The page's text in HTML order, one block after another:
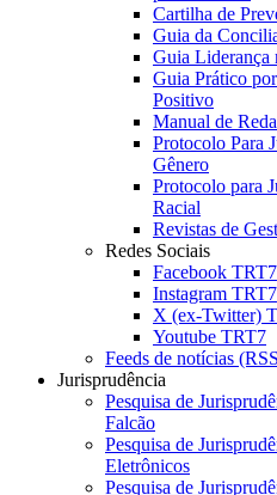
Cartilha de
Guia da
Guia Liderança
Guia Prático
Positivo
Manual de
Protocolo Para
Gênero
Protocolo para
Racial
Revistas de
Redes Sociais
Facebook TRT7
Instagram TRT7
X (ex-Twitter)
Youtube TRT7
Feeds de notícias
Jurisprudência
Pesquisa de
Falcão
Pesquisa de
Eletrônicos
Pesquisa de